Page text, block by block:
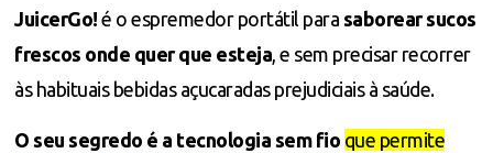
JuicerGo! é o espremedor portátil para saborear sucos
frescos onde quer que esteja , e sem precisar recorrer
às habituais bebidas açucaradas prejudiciais à saúde.
O seu segredo é a tecnologia sem fio que permite